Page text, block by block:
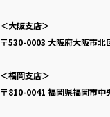
＜大阪支店＞
〒530-0003 大阪府大阪市北
＜福岡支店＞
〒810-0041 福岡県福岡市中